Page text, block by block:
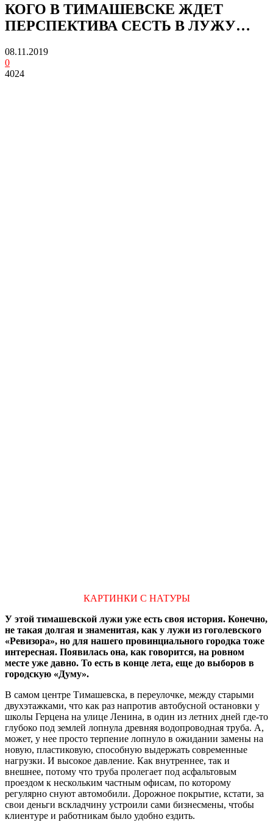
КОГО В ТИМАШЕВСКЕ ЖДЕТ
ПЕРСПЕКТИВА СЕСТЬ В ЛУЖУ…
08.11.2019
0
4024
КАРТИНКИ С НАТУРЫ
У этой тимашевской лужи уже есть своя история. Конечно,
не такая долгая и знаменитая, как у лужи из гоголевского
«Ревизора», но для нашего провинциального городка тоже
интересная. Появилась она, как говорится, на ровном
месте уже давно. То есть в конце лета, еще до выборов в
городскую «Думу».
В самом центре Тимашевска, в переулочке, между старыми
двухэтажками, что как раз напротив автобусной остановки у
школы Герцена на улице Ленина, в один из летних дней где-то
глубоко под землей лопнула древняя водопроводная труба. А,
может, у нее просто терпение лопнуло в ожидании замены на
новую, пластиковую, способную выдержать современные
нагрузки. И высокое давление. Как внутреннее, так и
внешнее, потому что труба пролегает под асфальтовым
проездом к нескольким частным офисам, по которому
регулярно снуют автомобили. Дорожное покрытие, кстати, за
свои деньги вскладчину устроили сами бизнесмены, чтобы
клиентуре и работникам было удобно ездить.